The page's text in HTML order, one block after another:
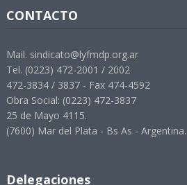
CONTACTO
Mail. sindicato@lyfmdp.org.ar
Tel. (0223) 472-2001 / 2002
472-3834 / 3837 - Fax 474-4592
Obra Social: (0223) 472-3837
25 de Mayo 4115.
(7600) Mar del Plata - Bs As - Argentina.
Delegaciones